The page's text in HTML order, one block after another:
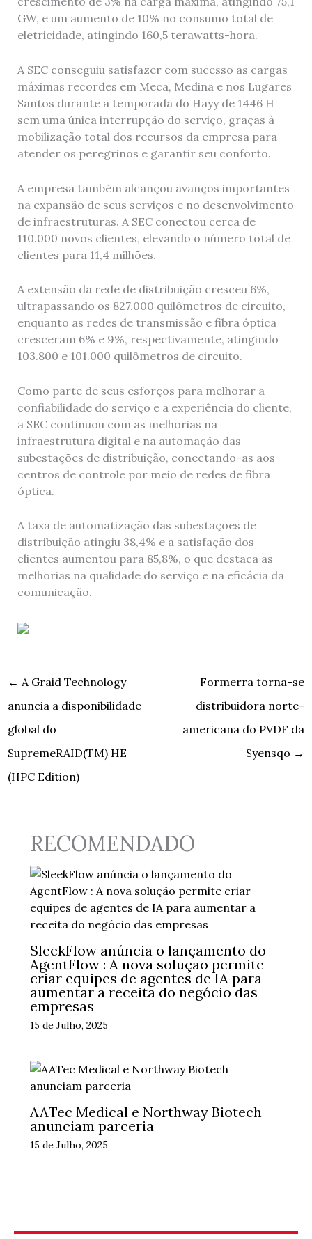
GW, e um aumento de 10% no consumo total de
eletricidade, atingindo 160,5 terawatts-hora.
A SEC conseguiu satisfazer com sucesso as cargas
máximas recordes em Meca, Medina e nos Lugares
Santos durante a temporada do Hayy de 1446 H
sem uma única interrupção do serviço, graças à
mobilização total dos recursos da empresa para
atender os peregrinos e garantir seu conforto.
A empresa também alcançou avanços importantes
na expansão de seus serviços e no desenvolvimento
de infraestruturas. A SEC conectou cerca de
110.000 novos clientes, elevando o número total de
clientes para 11,4 milhões.
A extensão da rede de distribuição cresceu 6%,
ultrapassando os 827.000 quilômetros de circuito,
enquanto as redes de transmissão e fibra óptica
cresceram 6% e 9%, respectivamente, atingindo
103.800 e 101.000 quilômetros de circuito.
Como parte de seus esforços para melhorar a
confiabilidade do serviço e a experiência do cliente,
a SEC continuou com as melhorias na
infraestrutura digital e na automação das
subestações de distribuição, conectando-as aos
centros de controle por meio de redes de fibra
óptica.
A taxa de automatização das subestações de
distribuição atingiu 38,4% e a satisfação dos
clientes aumentou para 85,8%, o que destaca as
melhorias na qualidade do serviço e na eficácia da
comunicação.
← A Graid Technology
anuncia a disponibilidade
global do
SupremeRAID(TM) HE
(HPC Edition)
Formerra torna-se
distribuidora norte-
americana do PVDF da
Syensqo →
RECOMENDADO
SleekFlow anúncia o lançamento do
AgentFlow : A nova solução permite
criar equipes de agentes de IA para
aumentar a receita do negócio das
empresas
15 de Julho, 2025
AATec Medical e Northway Biotech
anunciam parceria
15 de Julho, 2025